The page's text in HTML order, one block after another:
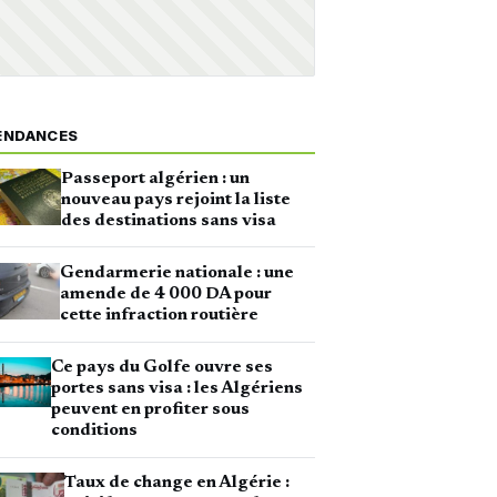
Passeport algérien : un
nouveau pays rejoint la liste
des destinations sans visa
Gendarmerie nationale : une
amende de 4 000 DA pour
cette infraction routière
Ce pays du Golfe ouvre ses
portes sans visa : les Algériens
peuvent en profiter sous
conditions
Taux de change en Algérie :